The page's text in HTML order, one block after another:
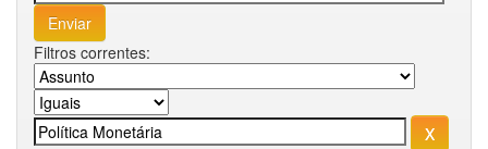
Filtros correntes: